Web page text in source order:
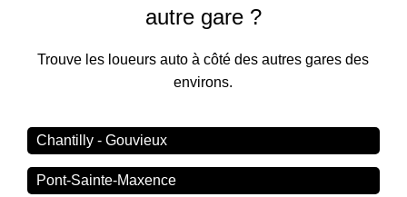
autre gare ?
Trouve les loueurs auto à côté des autres gares des
environs.
Chantilly - Gouvieux
Pont-Sainte-Maxence